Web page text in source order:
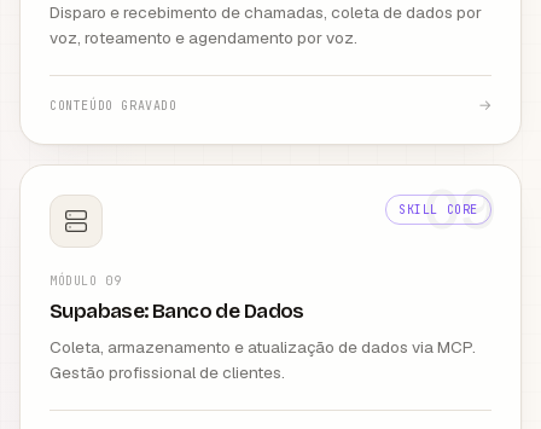
Disparo e recebimento de chamadas, coleta de dados por
voz, roteamento e agendamento por voz.
CONTEÚDO GRAVADO →
09
SKILL CORE
MÓDULO 09
Supabase: Banco de Dados
Coleta, armazenamento e atualização de dados via MCP.
Gestão profissional de clientes.